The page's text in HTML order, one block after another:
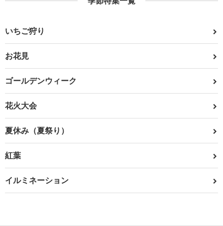
いちご狩り
お花見
ゴールデンウィーク
花火大会
夏休み（夏祭り）
紅葉
イルミネーション